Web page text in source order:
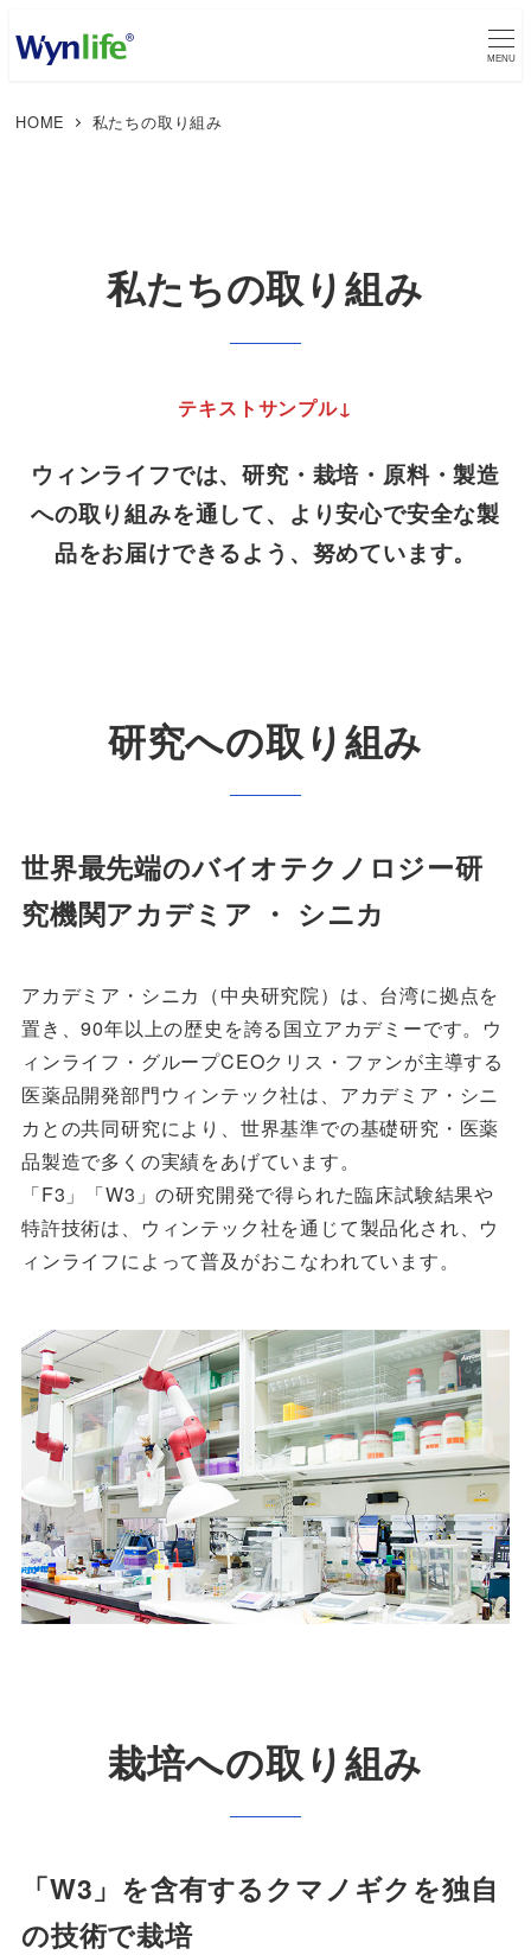
イ
コ
MENU
HOME 私たちの取り組み
私たちの取り組み
テキストサンプル↓
ウィンライフでは、研究・栽培・原料・製造
への取り組みを通して、より安心で安全な製
品をお届けできるよう、努めています。
研究への取り組み
世界最先端のバイオテクノロジー研
究機関アカデミア ・ シニカ
アカデミア・シニカ（中央研究院）は、台湾に拠点を
置き、90年以上の歴史を誇る国立アカデミーです。ウ
ィンライフ・グループCEOクリス・ファンが主導する
医薬品開発部門ウィンテック社は、アカデミア・シニ
カとの共同研究により、世界基準での基礎研究・医薬
品製造で多くの実績をあげています。
「F3」「W3」の研究開発で得られた臨床試験結果や
特許技術は、ウィンテック社を通じて製品化され、ウ
ィンライフによって普及がおこなわれています。
栽培への取り組み
「W3」を含有するクマノギクを独自
の技術で栽培